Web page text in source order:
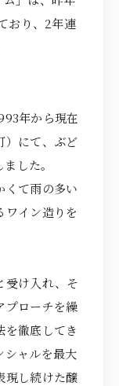
おり、2年連
年から現在
）にて、ぶど
した。
くて雨の多い
ワイン造りを
受け入れ、そ
プローチを繰
を徹底してき
シャルを最大
現し続けた醸